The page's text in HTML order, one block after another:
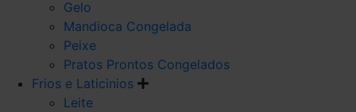
Gelo
Mandioca Congelada
Peixe
Pratos Prontos Congelados
Frios e Laticinios
Leite